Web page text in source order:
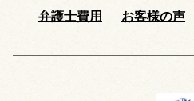
弁護士費用
お客様の声